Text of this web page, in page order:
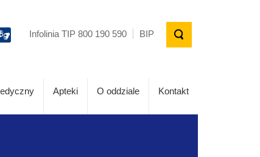
Infolinia TIP 800 190 590 BIP
Apteki O oddziale Kontakt